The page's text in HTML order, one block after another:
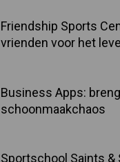
Friendship Sports
vrienden voor het
Business Apps:
schoonmaakchaos
Sportschool Saints &